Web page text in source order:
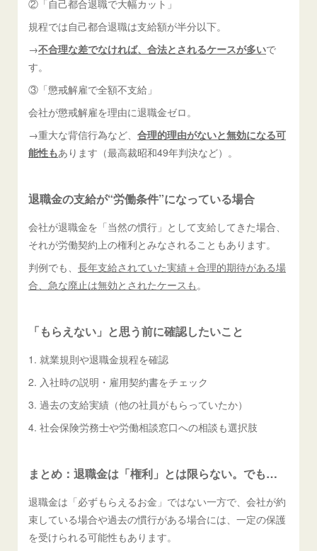
②「自己都合退職で大幅カット」
規程では自己都合退職は支給額が半分以下。
→不合理な差でなければ、合法とされるケースが多いで
す。
③「懲戒解雇で全額不支給」
会社が懲戒解雇を理由に退職金ゼロ。
→重大な背信行為など、合理的理由がないと無効になる可
能性もあります（最高裁昭和49年判決など）。
退職金の支給が“労働条件”になっている場合
会社が退職金を「当然の慣行」として支給してきた場合、
それが労働契約上の権利とみなされることもあります。
判例でも、長年支給されていた実績＋合理的期待がある場
合、急な廃止は無効とされたケースも。
「もらえない」と思う前に確認したいこと
1. 就業規則や退職金規程を確認
2. 入社時の説明・雇用契約書をチェック
3. 過去の支給実績（他の社員がもらっていたか）
4. 社会保険労務士や労働相談窓口への相談も選択肢
まとめ：退職金は「権利」とは限らない。でも…
退職金は「必ずもらえるお金」ではない一方で、会社が約
束している場合や過去の慣行がある場合には、一定の保護
を受けられる可能性もあります。